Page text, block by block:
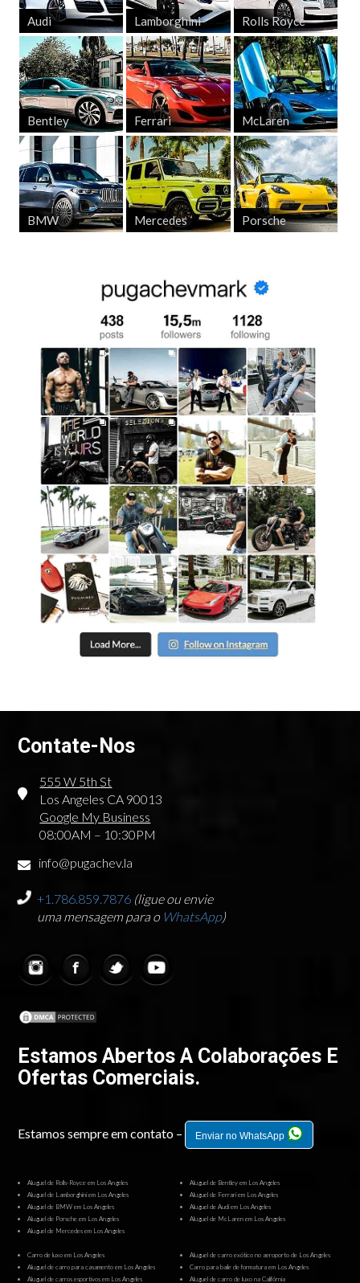
Audi Lamborghini Rolls Royce
Bentley Ferrari McLaren
BMW Mercedes Porsche
Contate-Nos
555 W 5th St
Los Angeles CA 90013
Google My Business
08:00AM – 10:30PM
info@pugachev.la
+1.786.859.7876 (ligue ou envie
uma mensagem para o WhatsApp)
Estamos Abertos A Colaborações E
Ofertas Comerciais.
Estamos sempre em contato – Enviar no WhatsApp
Aluguel de Rolls-Royce em Los Angeles
Aluguel de Bentley em Los Angeles
Aluguel de Lamborghini em Los Angeles
Aluguel de Ferrari em Los Angeles
Aluguel de BMW em Los Angeles
Aluguel de Audi em Los Angeles
Aluguel de Porsche em Los Angeles
Aluguel de McLaren em Los Angeles
Aluguel de Mercedes em Los Angeles
Carro de luxo em Los Angeles
Aluguel de carro exótico no aeroporto de Los Angeles
Aluguel de carro para casamento em Los Angeles
Carro para baile de formatura em Los Angeles
Aluguel de carros esportivos em Los Angeles
Aluguel de carro de luxo na Califórnia